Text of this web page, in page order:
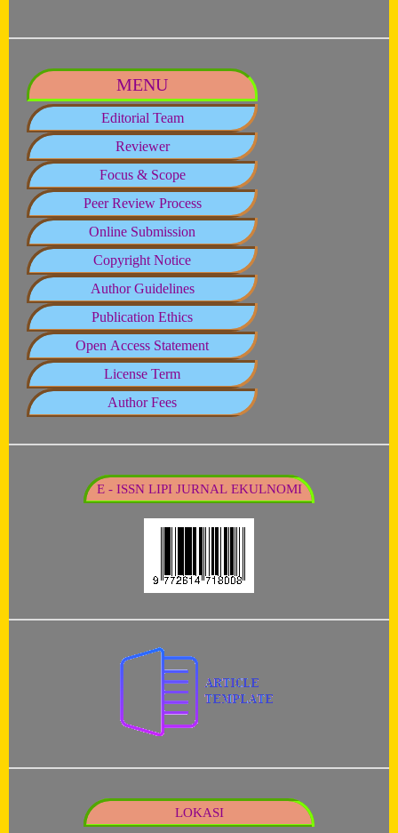
MENU
Editorial Team
Reviewer
Focus & Scope
Peer Review Process
Online Submission
Copyright Notice
Author Guidelines
Publication Ethics
Open Access Statement
License Term
Author Fees
E - ISSN LIPI JURNAL EKULNOMI
LOKASI